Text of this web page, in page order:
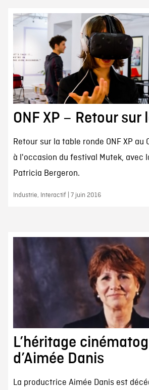
ONF XP – Retour
Retour sur la table ronde ONF XP au
à l'occasion du festival Mutek, avec
Patricia Bergeron.
Industrie, Interactif | 7 juin 2016
L’héritage
d’Aimée Danis
La productrice Aimée Danis est